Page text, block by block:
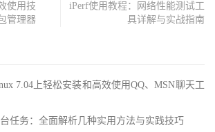
使用技
管理器
iPerf使用教程：网络性能测试工
具详解与实战指南
7.04上轻松安装和高效使用QQ、MSN聊天工
任务：全面解析几种实用方法与实践技巧